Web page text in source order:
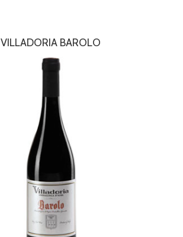
VILLADORIA BAROLO